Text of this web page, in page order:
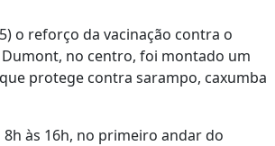
o reforço da vacinação contra o
no centro, foi montado um
protege contra sarampo, caxumba
às 16h, no primeiro andar do